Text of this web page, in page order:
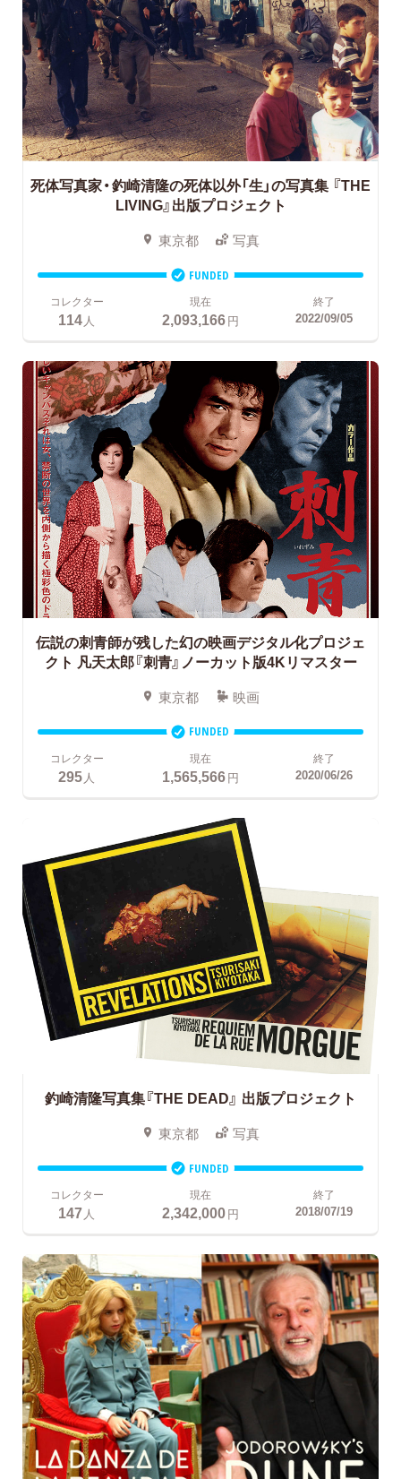
死体写真家・釣崎清隆の死体以外「生」の写真集 『THE
LIVING』出版プロジェクト
東京都 写真
FUNDED
コレクター
114人
現在
2,093,166円
終了
2022/09/05
伝説の刺青師が残した幻の映画デジタル化プロジェ
クト 凡天太郎『刺青』ノーカット版4Kリマスター
東京都 映画
FUNDED
コレクター
295 人
現在
1,565,566円
終了
2020/06/26
釣崎清隆写真集『THE DEAD』 出版プロジェクト
東京都 写真
FUNDED
コレクター
147人
現在
2,342,000円
終了
2018/07/19